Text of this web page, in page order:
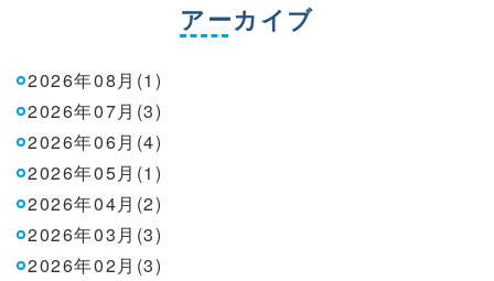
アーカイブ
2026年08月(1)
2026年07月(3)
2026年06月(4)
2026年05月(1)
2026年04月(2)
2026年03月(3)
2026年02月(3)